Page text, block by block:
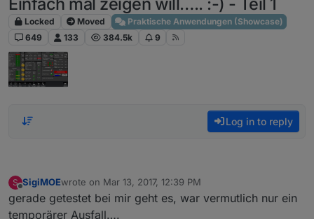
Locked Moved
Praktische Anwendungen (Showcase)
649
133 384.5k 9
Log in to reply
S
Offline
SigiMOEwrote on Mar 13, 2017, 12:39 PM
last edited by
gerade getestet bei mir geht es, war vermutlich nur ein
temporärer Ausfall….